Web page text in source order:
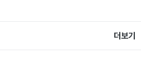
더보기